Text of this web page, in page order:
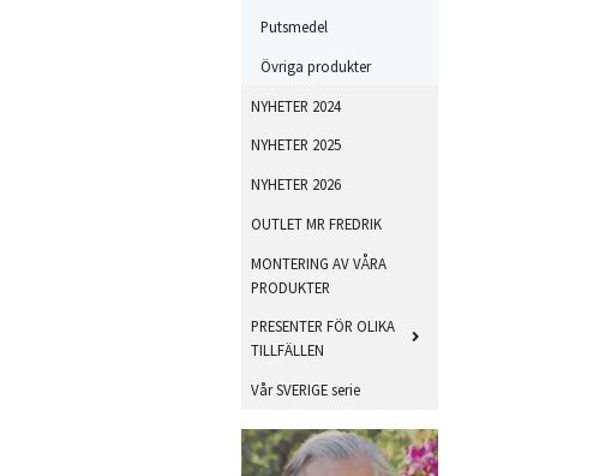
Putsmedel
Övriga produkter
NYHETER 2024
NYHETER 2025
NYHETER 2026
OUTLET MR FREDRIK
MONTERING AV VÅRA
PRODUKTER
PRESENTER FÖR OLIKA
TILLFÄLLEN
Vår SVERIGE serie